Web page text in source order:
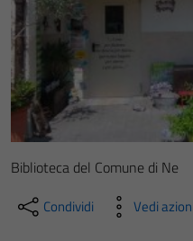
Biblioteca del Comune di Ne
Condividi Vedi azioni